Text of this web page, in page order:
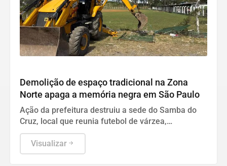
Demolição de espaço tradicional na Zona
Norte apaga a memória negra em São Paulo
Ação da prefeitura destruiu a sede do Samba do
Cruz, local que reunia futebol de várzea,
candomblé e quase sete décadas de história
comunitária.
Visualizar